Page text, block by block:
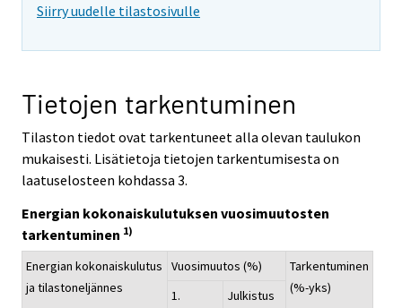
Siirry uudelle tilastosivulle
Tietojen tarkentuminen
Tilaston tiedot ovat tarkentuneet alla olevan taulukon
mukaisesti. Lisätietoja tietojen tarkentumisesta on
laatuselosteen kohdassa 3.
Energian kokonaiskulutuksen vuosimuutosten
tarkentuminen 1)
Energian kokonaiskulutus
ja tilastoneljännes
Vuosimuutos (%)
Tarkentuminen
(%-yks)
1.
Julkistus